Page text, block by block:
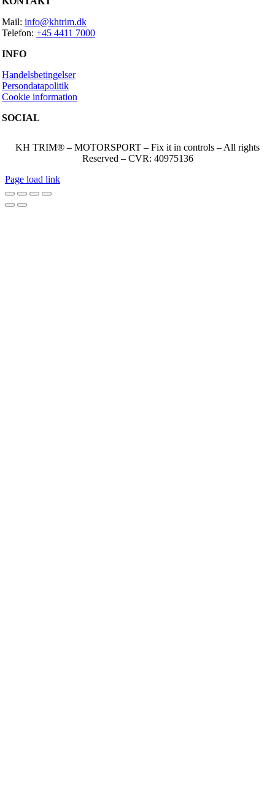
Mail: info@khtrim.dk
Telefon: +45 4411 7000
INFO
Handelsbetingelser
Persondatapolitik
Cookie information
SOCIAL
KH TRIM® – MOTORSPORT – Fix it in controls – All rights
Reserved – CVR: 40975136
Page load link